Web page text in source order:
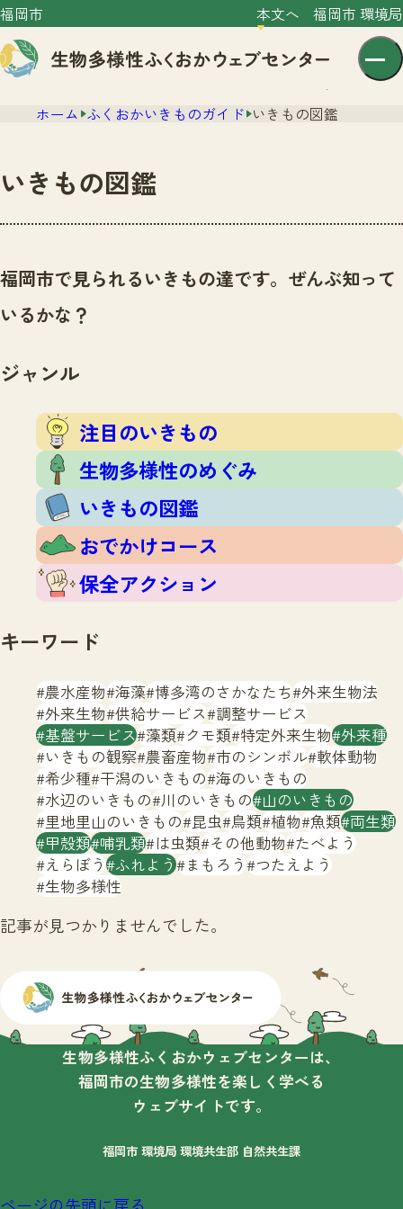
福岡市 本文へ 福岡市 環境局
文字サイズ 小 中 大
センター紹介
センター紹介TOP
サイトポリシー
ニュース
いきものガイド
注目のいきもの
生物多様性のめぐみ
いきもの図鑑
おでかけコース
保全アクション
イベント
いきもの調査隊
調査レポート
調査レポートTOP
調査結果
ふくおかいきものマップ
マッチング
マッチングTOP
掲載申し込みフォーム
お問合せ
生物多様性ふくおかウェブセンターとは
サイトマップ
ホーム ふくおかいきものガイド いきもの図鑑
いきもの図鑑
福岡市で見られるいきもの達です。ぜんぶ知って
いるかな？
ジャンル
注目のいきもの
生物多様性のめぐみ
いきもの図鑑
おでかけコース
保全アクション
キーワード
農水産物 海藻 博多湾のさかなたち 外来生物法
外来生物 供給サービス 調整サービス
基盤サービス 藻類 クモ類 特定外来生物 外来種
いきもの観察 農畜産物 市のシンボル 軟体動物
希少種 干潟のいきもの 海のいきもの
水辺のいきもの 川のいきもの 山のいきもの
里地里山のいきもの 昆虫 鳥類 植物 魚類 両生類
甲殻類 哺乳類 は虫類 その他動物 たべよう
えらぼう ふれよう まもろう つたえよう
生物多様性
記事が見つかりませんでした。
生物多様性ふくおかウェブセンターは、
福岡市の生物多様性を楽しく学べる
ウェブサイトです。
福岡市 環境局 環境共生部 自然共生課